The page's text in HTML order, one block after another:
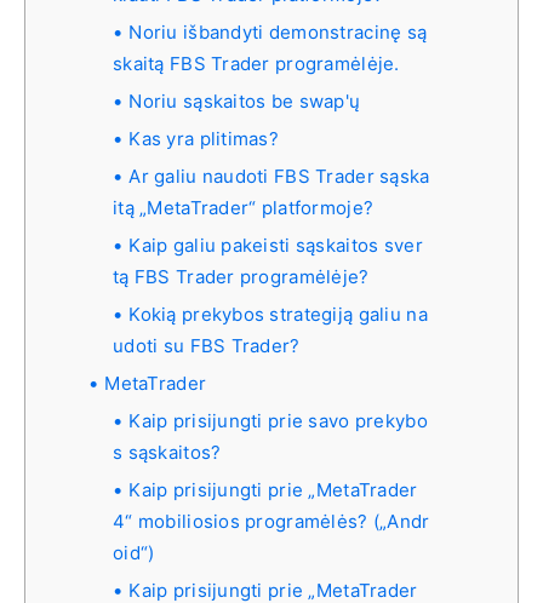
Noriu išbandyti demonstracinę są
skaitą FBS Trader programėlėje.
Noriu sąskaitos be swap'ų
Kas yra plitimas?
Ar galiu naudoti FBS Trader sąska
itą „MetaTrader“ platformoje?
Kaip galiu pakeisti sąskaitos sver
tą FBS Trader programėlėje?
Kokią prekybos strategiją galiu na
udoti su FBS Trader?
MetaTrader
Kaip prisijungti prie savo prekybo
s sąskaitos?
Kaip prisijungti prie „MetaTrader
4“ mobiliosios programėlės? („Andr
oid“)
Kaip prisijungti prie „MetaTrader